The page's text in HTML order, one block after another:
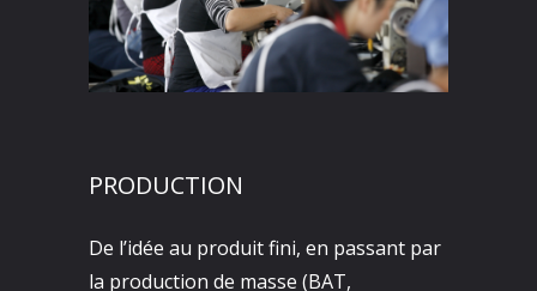
PRODUCTION
De l’idée au produit fini, en passant par
la production de masse (BAT,